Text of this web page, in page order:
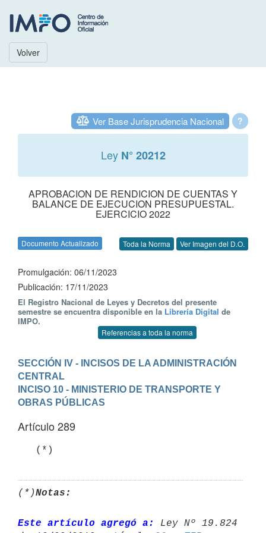
Volver
?
Ver Base Jurisprudencia Nacional
Ley N° 20212
APROBACION DE RENDICION DE CUENTAS Y
BALANCE DE EJECUCION PRESUPUESTAL.
EJERCICIO 2022
Documento Actualizado Toda la Norma Ver Imagen del D.O.
Promulgación: 06/11/2023
Publicación: 17/11/2023
El Registro Nacional de Leyes y Decretos del presente
semestre se encuentra disponible en la Librería Digital de
IMPO.
Referencias a toda la norma
SECCIÓN IV - INCISOS DE LA ADMINISTRACIÓN
CENTRAL
INCISO 10 - MINISTERIO DE TRANSPORTE Y
OBRAS PÚBLICAS
Artículo 289
   (*)
(*)Notas:
Este artículo agregó a:
Ley Nº 19.824